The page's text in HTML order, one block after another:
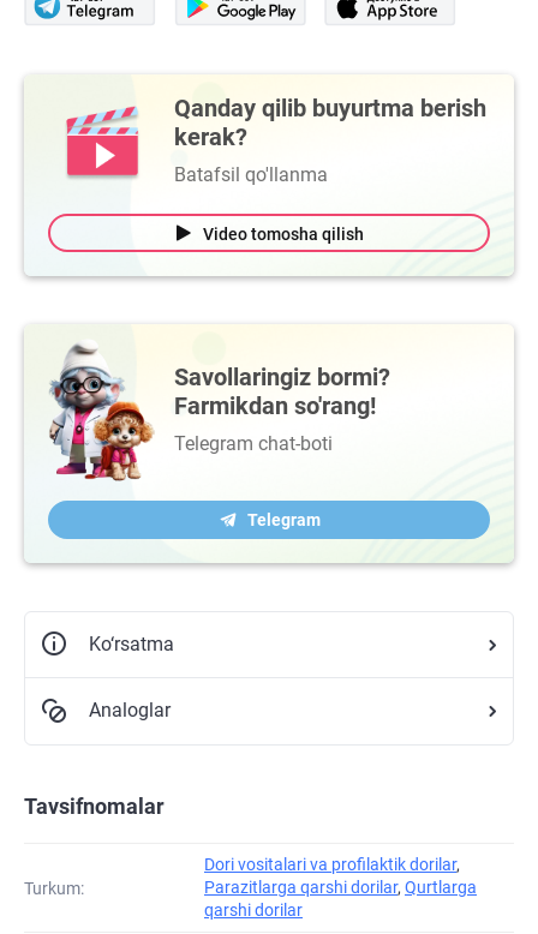
Qanday qilib buyurtma berish
kerak?
Batafsil qo'llanma
Video tomosha qilish
Savollaringiz bormi?
Farmikdan so'rang!
Telegram chat-boti
Telegram
Ko‘rsatma
Analoglar
Tavsifnomalar
Turkum:
Dori vositalari va profilaktik dorilar,
Parazitlarga qarshi dorilar, Qurtlarga
qarshi dorilar